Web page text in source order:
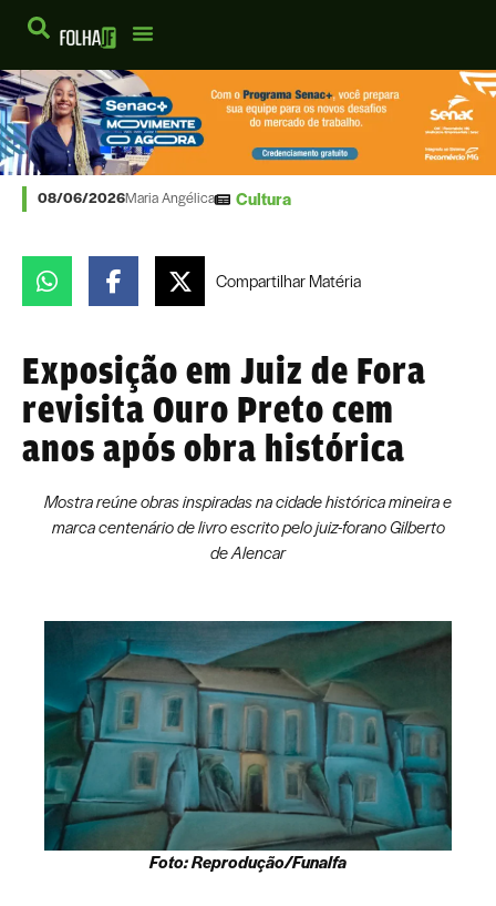
08/06/2026Maria Angélica Cultura
CompartilharMatéria
Exposição em Juiz de Fora
revisita Ouro Preto cem
anos após obra histórica
Mostra reúne obras inspiradas na cidade histórica mineira e
marca centenário de livro escrito pelo juiz-forano Gilberto
de Alencar
Foto: Reprodução/Funalfa